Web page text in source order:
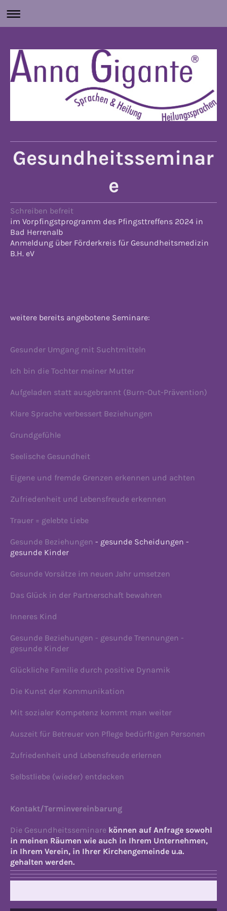
Gesundheitsseminar
e
Schreiben befreit
im Vorpfingstprogramm des Pfingsttreffens 2024 in
Bad Herrenalb
Anmeldung über Förderkreis für Gesundheitsmedizin
B.H. eV
weitere bereits angebotene Seminare:
Gesunder Umgang mit Suchtmitteln
Ich bin die Tochter meiner Mutter
Aufgeladen statt ausgebrannt (Burn-Out-Prävention)
Klare Sprache verbessert Beziehungen
Grundgefühle
Seelische Gesundheit
Eigene und fremde Grenzen erkennen und achten
Zufriedenheit und Lebensfreude erkennen
Trauer = gelebte Liebe
Gesunde Beziehungen - gesunde Scheidungen -
gesunde Kinder
Gesunde Vorsätze im neuen Jahr umsetzen
Das Glück in der Partnerschaft bewahren
Inneres Kind
Gesunde Beziehungen - gesunde Trennungen -
gesunde Kinder
Glückliche Familie durch positive Dynamik
Die Kunst der Kommunikation
Mit sozialer Kompetenz kommt man weiter
Auszeit für Betreuer von Pflege bedürftigen Personen
Zufriedenheit und Lebensfreude erlernen
Selbstliebe (wieder) entdecken
Kontakt/Terminvereinbarung
Die Gesundheitsseminare können auf Anfrage sowohl
in meinen Räumen wie auch in Ihrem Unternehmen,
in Ihrem Verein, in Ihrer Kirchengemeinde u.a.
gehalten werden.